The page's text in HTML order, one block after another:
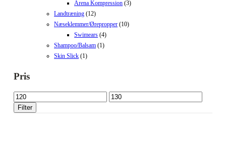
Arena Kompression (3)
Landtræning (12)
Næseklemmer/Ørepropper (10)
Swimears (4)
Shampoo/Balsam (1)
Skin Slick (1)
Pris
Mindste
pris
Højeste
pris
Filter